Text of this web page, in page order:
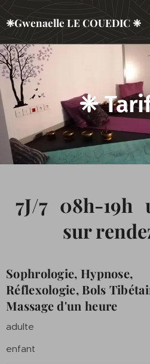
❈Gwenaelle LE COUEDIC ❈
❈
7J/7 08h-19h
sur
Sophrologie, Hypnose,
Réflexologie, Bols
Massage d'un heure
adulte
enfant